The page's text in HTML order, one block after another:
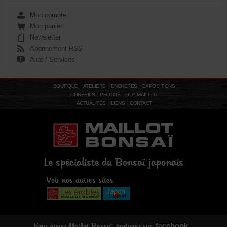
Mon compte
Mon panier
Newsletter
Abonnement RSS
Aide / Services
BOUTIQUE ATELIERS ENCHÈRES
EXPOSITIONS
CONSEILS
PHOTOS
GUY MAILLOT
ACTUALITÉS
LIENS CONTACT
Le spécialiste du Bonsaï japonais
Voir nos autres sites